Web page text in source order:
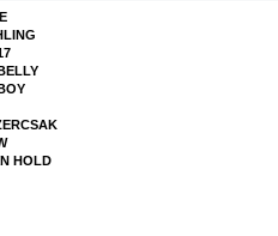
HOLD